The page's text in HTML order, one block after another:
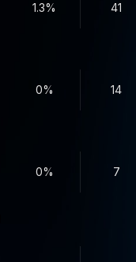
1.3% 41
0% 14
0% 7